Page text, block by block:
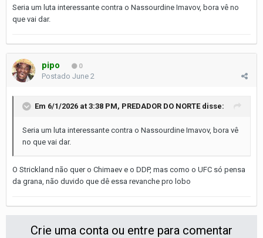
Seria um luta interessante contra o Nassourdine Imavov, bora vê no
que vai dar.
pipo 0
Postado June 2
Em 6/1/2026 at 3:38 PM, PREDADOR DO NORTEdisse:
Seria um luta interessante contra o Nassourdine Imavov, bora vê
no que vai dar.
O Strickland não quer o Chimaev e o DDP, mas como o UFC só pensa
da grana, não duvido que dê essa revanche pro lobo
Crie uma conta ou entre para comentar